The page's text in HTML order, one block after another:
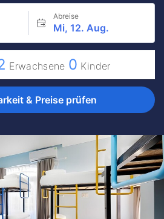
Abreise
Mi, 12. Aug.
Erwachsene 0 Kinder
& Preise prüfen